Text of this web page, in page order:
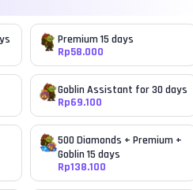
Premium 15 days
Rp58.000
Goblin Assistant for 30 days
Rp69.100
500 Diamonds + Premium +
Goblin 15 days
Rp138.100